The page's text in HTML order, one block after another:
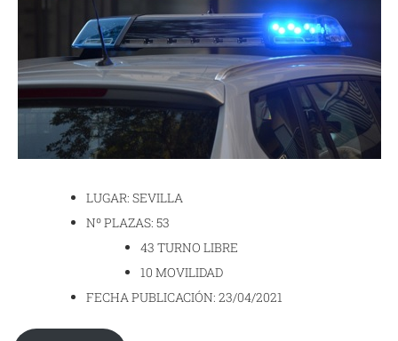
LUGAR: SEVILLA
Nº PLAZAS: 53
43 TURNO LIBRE
10 MOVILIDAD
FECHA PUBLICACIÓN: 23/04/2021